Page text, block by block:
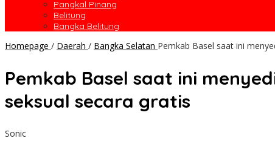
Pangkal Pinang
Belitung
Bangka Belitung
Homepage / Daerah / Bangka Selatan Pemkab Basel saat ini
Pemkab Basel saat ini
seksual secara gratis
Sonic